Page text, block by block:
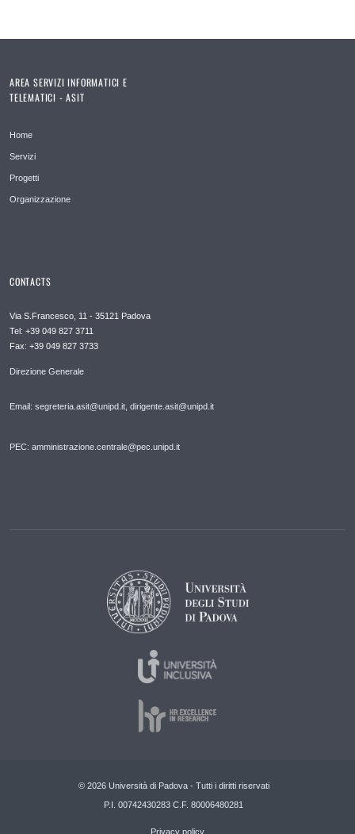
AREA SERVIZI INFORMATICI E
TELEMATICI - ASIT
Home
Servizi
Progetti
Organizzazione
CONTACTS
Via S.Francesco, 11 - 35121 Padova
Tel: +39 049 827 3711
Fax: +39 049 827 3733
Direzione Generale
Email: segreteria.asit@unipd.it, dirigente.asit@unipd.it
PEC: amministrazione.centrale@pec.unipd.it
© 2026 Università di Padova - Tutti i diritti riservati
P.I. 00742430283 C.F. 80006480281
Privacy policy